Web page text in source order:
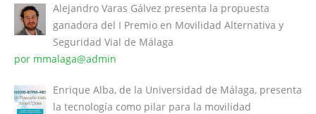
Alejandro Varas Gálvez presenta la propuesta
ganadora del I Premio en Movilidad Alternativa y
Seguridad Vial de Málaga
por mmalaga@admin
Enrique Alba, de la Universidad de Málaga, presenta
la tecnología como pilar para la movilidad